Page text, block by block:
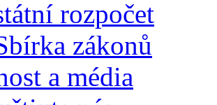
rozpočet
zákonů
a média